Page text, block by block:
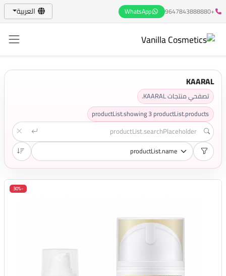
+9647843888880
WhatsApp العربية
KAARAL
تصفحي منتجات KAARAL.
productList.showing3productList.products
-30%